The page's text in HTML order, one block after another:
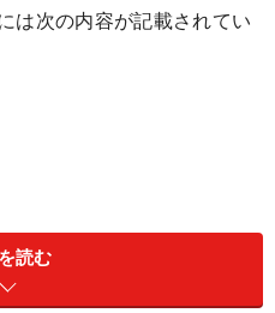
は次の内容が記載されてい
読む